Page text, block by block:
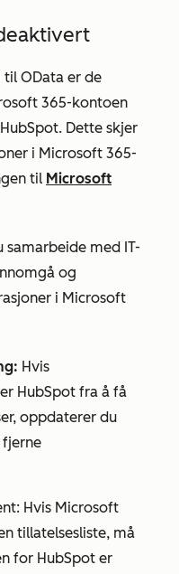
til OData er de
365-kontoen
Dette skjer
i Microsoft 365-
til Microsoft
samarbeide med IT-
og
i Microsoft
Hvis
HubSpot fra å få
oppdaterer du
Hvis Microsoft
tillatelsesliste, må
for HubSpot er